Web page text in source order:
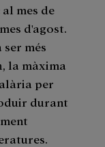
mes de
d'agost.
més
la màxima
per
durant